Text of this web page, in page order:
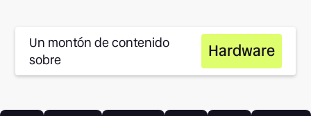
Un montón de contenido
sobre
Hardware